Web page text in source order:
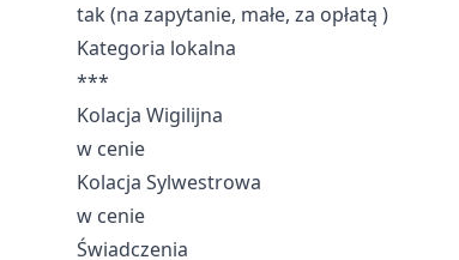
tak (na zapytanie, małe, za opłatą )
Kategoria lokalna
***
Kolacja Wigilijna
w cenie
Kolacja Sylwestrowa
w cenie
Świadczenia